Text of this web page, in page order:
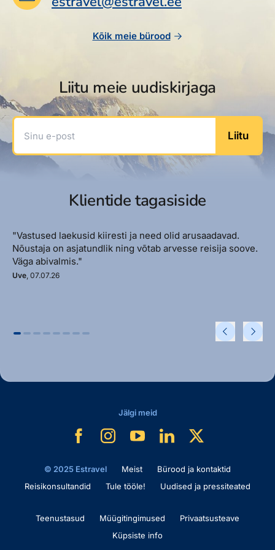
Reisitarvete e-pood
Kuldkaart
Platinum Club
Boonuspunktid
Meist
Kontaktid
Reisikonsultandi teenus
Tule tööle
Uudised
Kõik meie bürood
Liitu meie uudiskirjaga
Sinu e-post
Liitu
Klientide tagasiside
"Vastused laekusid kiiresti ja need olid arusaadavad.
Nõustaja on asjatundlik ning võtab arvesse reisija soove.
Väga abivalmis."
Uve, 07.07.26
© 2025 Estravel Meist
Bürood ja kontaktid
Reisikonsultandid
Tule tööle! Uudised ja pressiteated
Teenustasud Müügitingimused
Privaatsusteave
Küpsiste info
Jälgi meid